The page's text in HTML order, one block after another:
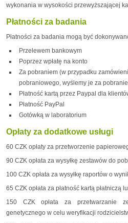
wykonania w wysokości przewyższającej
Płatności za badania
Płatności za badania mogą być
Przelewem bankowym
Poprzez wpłatę na konto
Za pobraniem (w przypadku
pobraniowego, wyślemy je za
Płatność kartą przez Paypal dla
Płatność PayPal
Gotówką w laboratorium
Opłaty za dodatkowe usługi
60 CZK opłaty za przetworzenie
90 CZK opłata za wysyłkę zestawów do
100 CZK opłata za wysyłkę raportów o
65 CZK opłata za płatność kartą płatniczą
150 CZK opłata za przetwarzanie
genetycznego w celu weryfikacji